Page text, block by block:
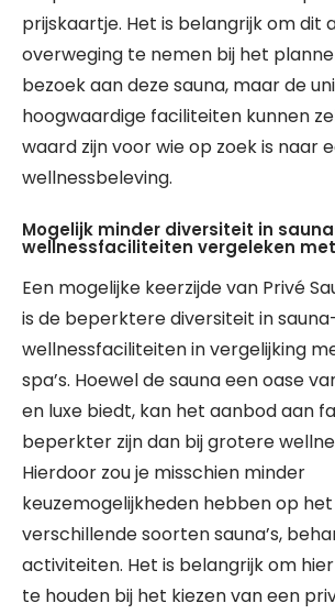
prijskaartje. Het is belangrijk om dit
overweging te nemen bij het
bezoek aan deze sauna, maar de
hoogwaardige faciliteiten kunnen
waard zijn voor wie op zoek is naar
wellnessbeleving.
Mogelijk minder diversiteit in
wellnessfaciliteiten vergeleken
Een mogelijke keerzijde van Privé
is de beperktere diversiteit in
wellnessfaciliteiten in vergelijking
spa’s. Hoewel de sauna een oase
en luxe biedt, kan het aanbod aan
beperkter zijn dan bij grotere
Hierdoor zou je misschien minder
keuzemogelijkheden hebben op
verschillende soorten sauna’s,
activiteiten. Het is belangrijk om
te houden bij het kiezen van een